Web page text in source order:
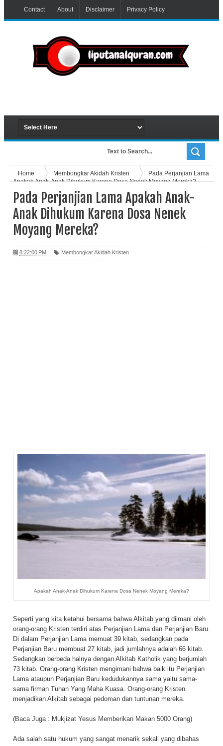
Contact About Disclaimer Privacy Policy
Home Membongkar Akidah Kristen
Pada Perjanjian Lama
Apakah Anak-Anak Dihukum Karena Dosa Nenek Moyang Mereka?
Pada Perjanjian Lama Apakah Anak-
Anak Dihukum Karena Dosa Nenek
Moyang Mereka?
8:22:00 PM Membongkar Akidah Kristen
Apakah Anak-Anak Dihukum Karena Dosa Nenek Moyang Mereka?
Seperti yang kita ketahui bersama bahwa Alkitab yang diimani oleh
orang-orang Kristen terdiri atas Perjanjian Lama dan Perjanjian Baru.
Di dalam Perjanjian Lama memuat 39 kitab, sedangkan pada
Perjanjian Baru membuat 27 kitab, jadi jumlahnya adalah 66 kitab.
Sedangkan berbeda halnya dengan Alkitab Katholik yang berjumlah
73 kitab. Orang-orang Kristen mengimani bahwa baik itu Perjanjian
Lama ataupun Perjanjian Baru kedudukannya sama yaitu sama-
sama firman Tuhan Yang Maha Kuasa. Orang-orang Kristen
menjadikan Alkitab sebagai pedoman dan tuntunan mereka.
(Baca Juga : Mukjizat Yesus Memberikan Makan 5000 Orang)
Ada salah satu hukum yang sangat menarik sekali yang dibahas